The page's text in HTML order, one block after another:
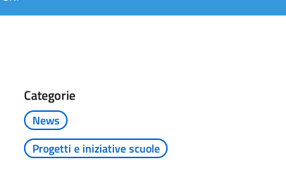
Categorie
News
Progetti e iniziative scuole